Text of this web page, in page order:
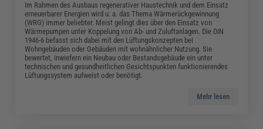
Im Rahmen des Ausbaus regenerativer Haustechnik und dem Einsatz
erneuerbarer Energien wird u. a. das Thema Wärmerückgewinnung
(WRG) immer beliebter. Meist gelingt dies über den Einsatz von
Wärmepumpen unter Koppelung von Ab- und Zuluftanlagen. Die DIN
1946-6 befasst sich dabei mit den Lüftungskonzepten bei
Wohngebäuden oder Gebäuden mit wohnähnlicher Nutzung. Sie
bewertet, inwiefern ein Neubau oder Bestandsgebäude ein unter
technischen und gesundheitlichen Gesichtspunkten funktionierendes
Lüftungssystem aufweist oder benötigt.
Mehr lesen